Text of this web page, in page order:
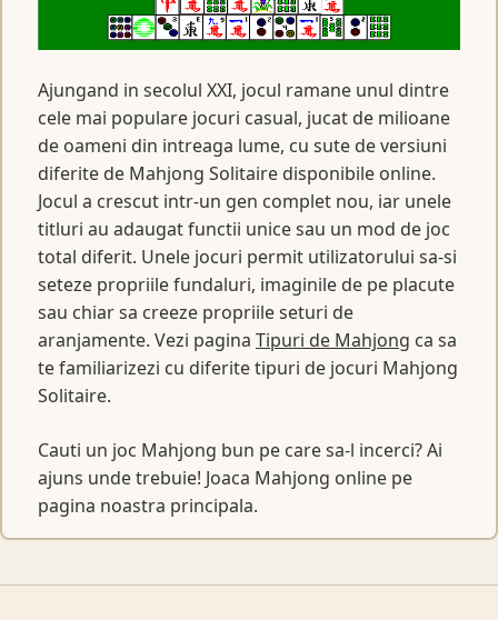
Ajungand in secolul XXI, jocul ramane unul dintre
cele mai populare jocuri casual, jucat de milioane
de oameni din intreaga lume, cu sute de versiuni
diferite de Mahjong Solitaire disponibile online.
Jocul a crescut intr-un gen complet nou, iar unele
titluri au adaugat functii unice sau un mod de joc
total diferit. Unele jocuri permit utilizatorului sa-si
seteze propriile fundaluri, imaginile de pe placute
sau chiar sa creeze propriile seturi de
aranjamente. Vezi pagina Tipuri de Mahjong ca sa
te familiarizezi cu diferite tipuri de jocuri Mahjong
Solitaire.
Cauti un joc Mahjong bun pe care sa-l incerci? Ai
ajuns unde trebuie! Joaca Mahjong online pe
pagina noastra principala.